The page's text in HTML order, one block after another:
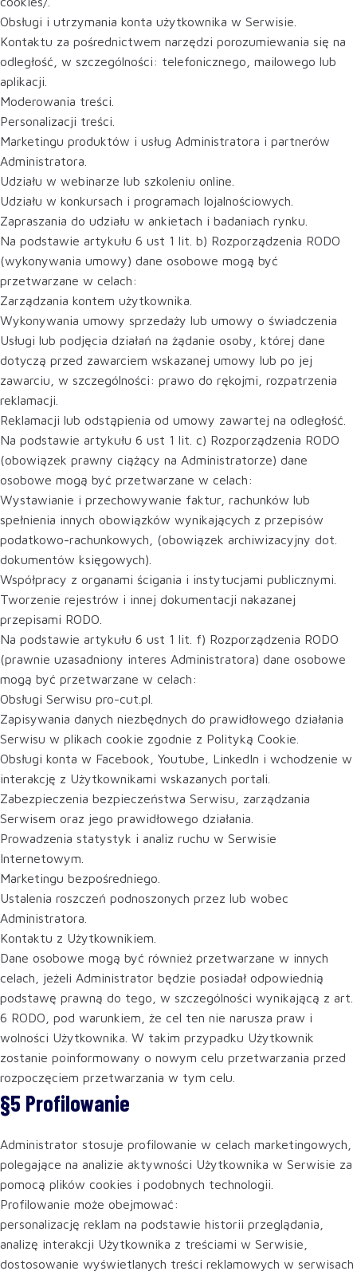
Obsługi i utrzymania konta użytkownika w Serwisie.
Kontaktu za pośrednictwem narzędzi porozumiewania się na
odległość, w szczególności: telefonicznego, mailowego lub
aplikacji.
Moderowania treści.
Personalizacji treści.
Marketingu produktów i usług Administratora i partnerów
Administratora.
Udziału w webinarze lub szkoleniu online.
Udziału w konkursach i programach lojalnościowych.
Zapraszania do udziału w ankietach i badaniach rynku.
Na podstawie artykułu 6 ust 1 lit. b) Rozporządzenia RODO
(wykonywania umowy) dane osobowe mogą być
przetwarzane w celach:
Zarządzania kontem użytkownika.
Wykonywania umowy sprzedaży lub umowy o świadczenia
Usługi lub podjęcia działań na żądanie osoby, której dane
dotyczą przed zawarciem wskazanej umowy lub po jej
zawarciu, w szczególności: prawo do rękojmi, rozpatrzenia
reklamacji.
Reklamacji lub odstąpienia od umowy zawartej na odległość.
Na podstawie artykułu 6 ust 1 lit. c) Rozporządzenia RODO
(obowiązek prawny ciążący na Administratorze) dane
osobowe mogą być przetwarzane w celach:
Wystawianie i przechowywanie faktur, rachunków lub
spełnienia innych obowiązków wynikających z przepisów
podatkowo-rachunkowych, (obowiązek archiwizacyjny dot.
dokumentów księgowych).
Współpracy z organami ścigania i instytucjami publicznymi.
Tworzenie rejestrów i innej dokumentacji nakazanej
przepisami RODO.
Na podstawie artykułu 6 ust 1 lit. f) Rozporządzenia RODO
(prawnie uzasadniony interes Administratora) dane osobowe
mogą być przetwarzane w celach:
Obsługi Serwisu pro-cut.pl.
Zapisywania danych niezbędnych do prawidłowego działania
Serwisu w plikach cookie zgodnie z Polityką Cookie.
Obsługi konta w Facebook, Youtube, LinkedIn i wchodzenie w
interakcję z Użytkownikami wskazanych portali.
Zabezpieczenia bezpieczeństwa Serwisu, zarządzania
Serwisem oraz jego prawidłowego działania.
Prowadzenia statystyk i analiz ruchu w Serwisie
Internetowym.
Marketingu bezpośredniego.
Ustalenia roszczeń podnoszonych przez lub wobec
Administratora.
Kontaktu z Użytkownikiem.
Dane osobowe mogą być również przetwarzane w innych
celach, jeżeli Administrator będzie posiadał odpowiednią
podstawę prawną do tego, w szczególności wynikającą z art.
6 RODO, pod warunkiem, że cel ten nie narusza praw i
wolności Użytkownika. W takim przypadku Użytkownik
zostanie poinformowany o nowym celu przetwarzania przed
rozpoczęciem przetwarzania w tym celu.
§5 Profilowanie
Administrator stosuje profilowanie w celach marketingowych,
polegające na analizie aktywności Użytkownika w Serwisie za
pomocą plików cookies i podobnych technologii.
Profilowanie może obejmować:
personalizację reklam na podstawie historii przeglądania,
analizę interakcji Użytkownika z treściami w Serwisie,
dostosowanie wyświetlanych treści reklamowych w serwisach